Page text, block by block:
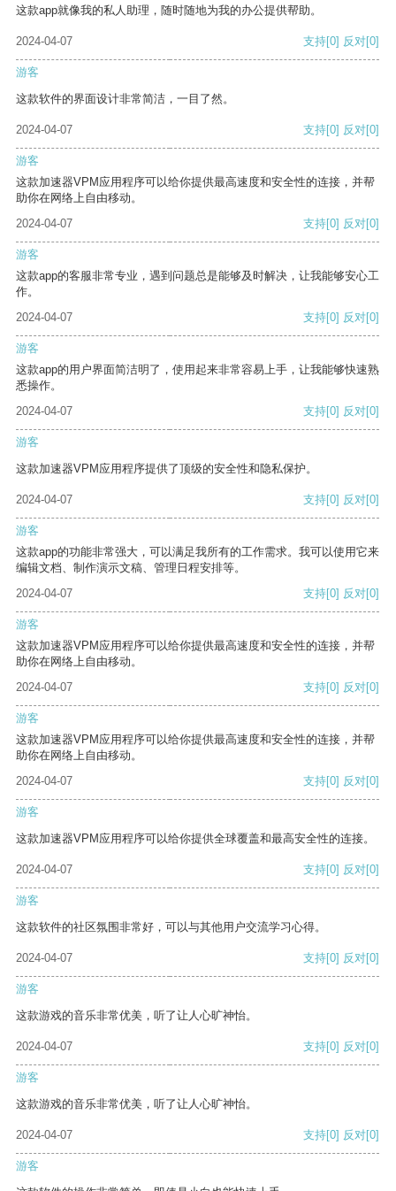
这款app就像我的私人助理，随时随地为我的办公提供帮助。
2024-04-07 支持[0] 反对[0]
游客
这款软件的界面设计非常简洁，一目了然。
2024-04-07 支持[0] 反对[0]
游客
这款加速器VPM应用程序可以给你提供最高速度和安全性的连接，并帮
助你在网络上自由移动。
2024-04-07
支持[0] 反对[0]
游客
这款app的客服非常专业，遇到问题总是能够及时解决，让我能够安心工
作。
2024-04-07
支持[0] 反对[0]
游客
这款app的用户界面简洁明了，使用起来非常容易上手，让我能够快速熟
悉操作。
2024-04-07
支持[0] 反对[0]
游客
这款加速器VPM应用程序提供了顶级的安全性和隐私保护。
2024-04-07 支持[0] 反对[0]
游客
这款app的功能非常强大，可以满足我所有的工作需求。我可以使用它来
编辑文档、制作演示文稿、管理日程安排等。
2024-04-07
支持[0] 反对[0]
游客
这款加速器VPM应用程序可以给你提供最高速度和安全性的连接，并帮
助你在网络上自由移动。
2024-04-07
支持[0] 反对[0]
游客
这款加速器VPM应用程序可以给你提供最高速度和安全性的连接，并帮
助你在网络上自由移动。
2024-04-07
支持[0] 反对[0]
游客
这款加速器VPM应用程序可以给你提供全球覆盖和最高安全性的连接。
2024-04-07 支持[0] 反对[0]
游客
这款软件的社区氛围非常好，可以与其他用户交流学习心得。
2024-04-07 支持[0] 反对[0]
游客
这款游戏的音乐非常优美，听了让人心旷神怡。
2024-04-07 支持[0] 反对[0]
游客
这款游戏的音乐非常优美，听了让人心旷神怡。
2024-04-07 支持[0] 反对[0]
游客